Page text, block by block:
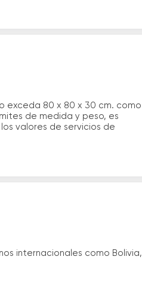
exceda 80 x 80 x 30 cm. como
de medida y peso, es
valores de servicios de
internacionales como Bolivia,